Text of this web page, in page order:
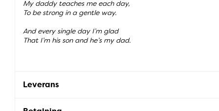
My daddy teaches me each day,
To be strong in a gentle way.
And every single day I’m glad
That I’m his son and he’s my dad.
Leverans